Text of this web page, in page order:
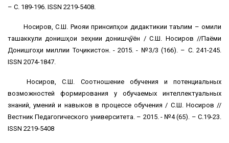
– С. 189-196. ISSN 2219-5408.
Носиров, С.Ш. Риояи принсипҳои дидактикии таълим – омили
ташаккули донишҳои зеҳнии донишҷӯён / С.Ш. Носиров //Паёми
Донишгоҳи миллии Тоҷикистон. - 2015. - №3/3 (166). – С. 241-245.
ISSN 2074-1847.
Носиров, С.Ш. Соотношение обучения и потенциальных
возможностей формирования у обучаемых интеллектуальных
знаний, умений и навыков в процессе обучения / С.Ш. Носиров //
Вестник Педагогического университета. – 2015. - №4 (65). – С.19-23.
ISSN 2219-5408